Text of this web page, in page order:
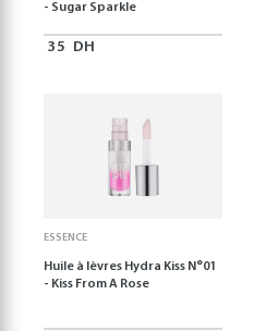
- Sugar Sparkle
35 DH
ESSENCE
Huile à lèvres Hydra Kiss N°01
- Kiss From A Rose